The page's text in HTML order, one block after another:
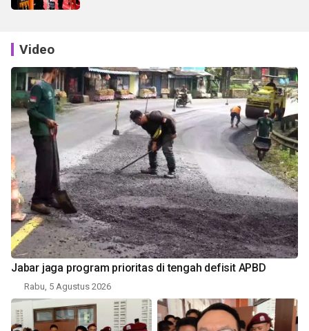
Video
Jabar jaga program prioritas di tengah defisit APBD
Rabu, 5 Agustus 2026